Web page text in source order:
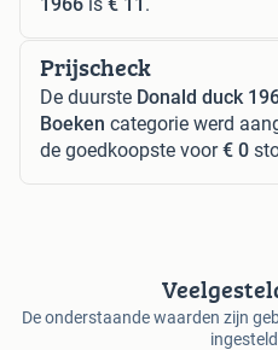
Prijscheck
De duurste Donald duck
Boeken categorie werd
de goedkoopste voor€ 0
De onderstaande waarden zijn